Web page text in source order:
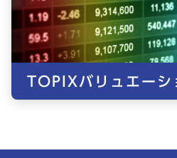
TOPIXバリュエーシ